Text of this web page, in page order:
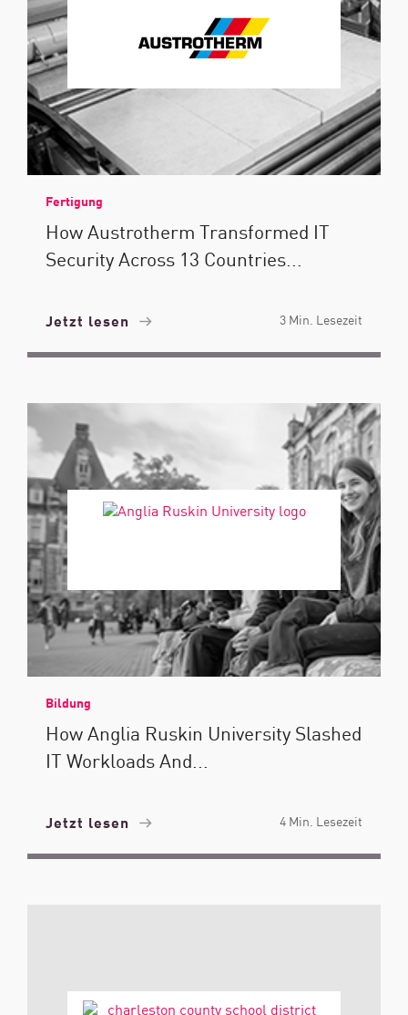
Fertigung
How Austrotherm Transformed IT
Security Across 13 Countries...
Jetzt lesen 3 Min. Lesezeit
Bildung
How Anglia Ruskin University Slashed
IT Workloads And...
Jetzt lesen 4 Min. Lesezeit